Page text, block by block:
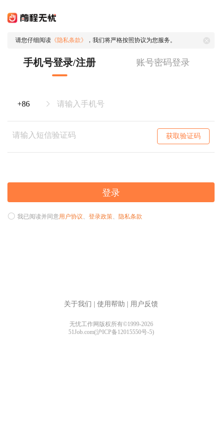
请您仔细阅读 《隐私条款》 ，我们将严格按照协议为您服务。
手机号登录/注册 账号密码登录
获取验证码
登录
我已阅读并同意用户协议、 登录政策、 隐私条款
关于我们 使用帮助 用户反馈
无忧工作网版权所有©1999-2026
51Job.com(沪ICP备12015550号-5)